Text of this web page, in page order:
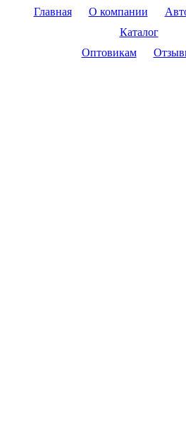
Главная О компании
Каталог
Оптовикам